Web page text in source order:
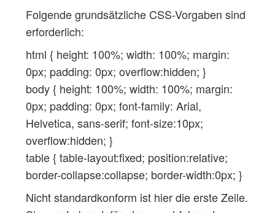
Folgende grundsätzliche CSS-Vorgaben sind
erforderlich:
html { height: 100%; width: 100%; margin:
0px; padding: 0px; overflow:hidden; }
body { height: 100%; width: 100%; margin:
0px; padding: 0px; font-family: Arial,
Helvetica, sans-serif; font-size:10px;
overflow:hidden; }
table { table-layout:fixed; position:relative;
border-collapse:collapse; border-width:0px; }
Nicht standardkonform ist hier die erste Zeile.